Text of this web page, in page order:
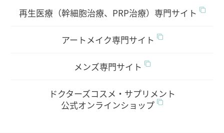
再生医療（幹細胞治療、PRP治療）専門サイト
アートメイク専門サイト
メンズ専門サイト
ドクターズコスメ・サプリメント
公式オンラインショップ